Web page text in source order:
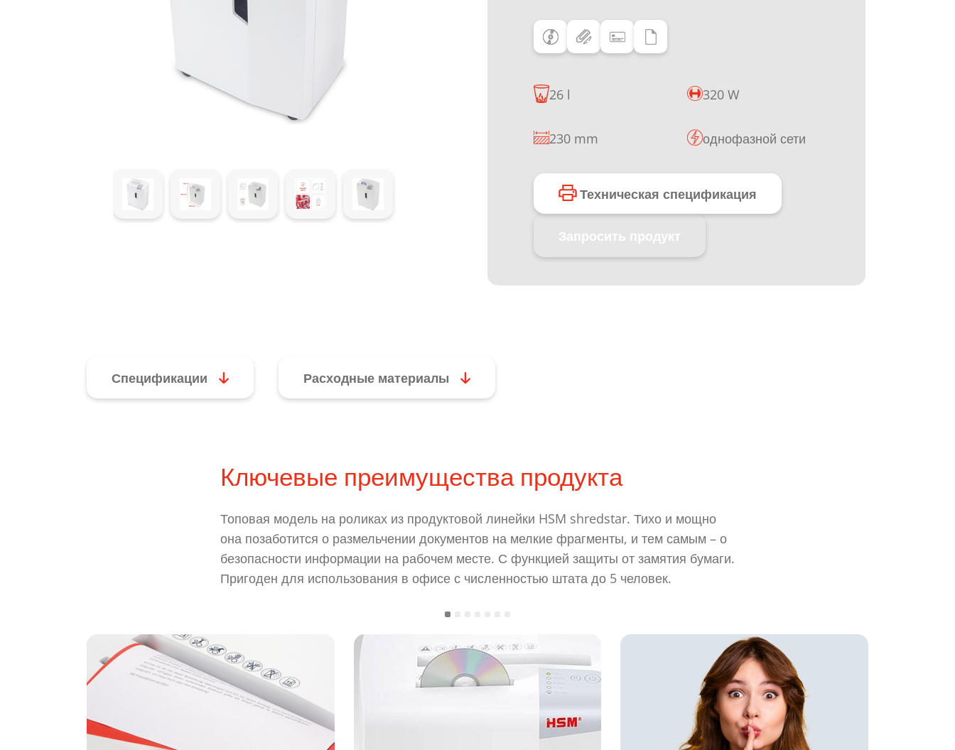
26 l 320 W
230 mm однофазной сети
Техническая спецификация
Запросить продукт
Спецификации Расходные материалы
Ключевые преимущества продукта
Топовая модель на роликах из продуктовой линейки HSM shredstar. Тихо и мощно
она позаботится о размельчении документов на мелкие фрагменты, и тем самым – о
безопасности информации на рабочем месте. С функцией защиты от замятия бумаги.
Пригоден для использования в офисе с численностью штата до 5 человек.